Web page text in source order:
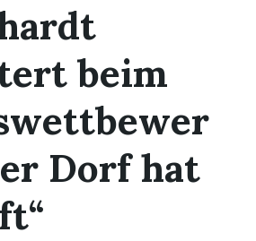
beim
Dorf hat